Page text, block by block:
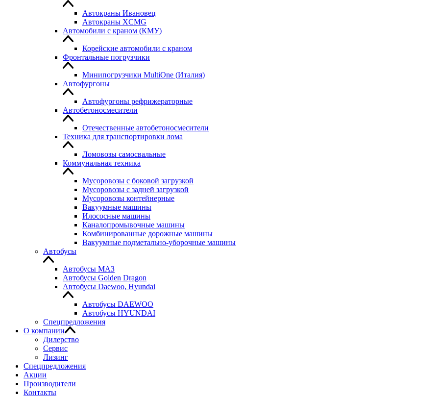
Автокраны Ивановец
Автокраны XCMG
Автомобили с краном (КМУ)
Корейские автомобили с краном
Фронтальные погрузчики
Минипогрузчики MultiOne (Италия)
Автофургоны
Автофургоны рефрижераторные
Автобетоносмесители
Отечественные автобетоносмесители
Техника для транспортировки лома
Ломовозы самосвальные
Коммунальная техника
Мусоровозы с боковой загрузкой
Мусоровозы с задней загрузкой
Мусоровозы контейнерные
Вакуумные машины
Илососные машины
Каналопромывочные машины
Комбинированные дорожные машины
Вакуумные подметально-уборочные машины
Автобусы
Автобусы МАЗ
Автобусы Golden Dragon
Автобусы Daewoo, Hyundai
Автобусы DAEWOO
Автобусы HYUNDAI
Спецпредложения
О компании
Дилерство
Сервис
Лизинг
Спецпредложения
Акции
Производители
Контакты